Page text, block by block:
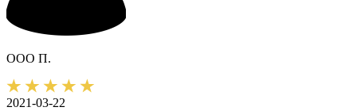
ООО П.
2021-03-22